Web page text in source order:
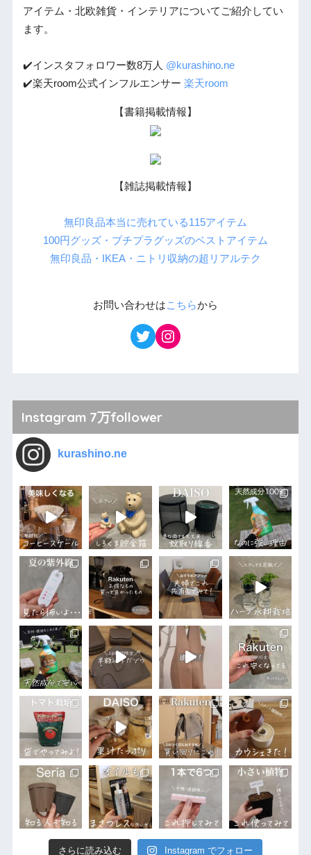
アイテム・北欧雑貨・インテリアについてご紹介してい
ます。
✔️インスタフォロワー数8万人 @kurashino.ne
✔️楽天room公式インフルエンサー 楽天room
【書籍掲載情報】
【雑誌掲載情報】
無印良品本当に売れている115アイテム
100円グッズ・プチプラグッズのベストアイテム
無印良品・IKEA・ニトリ収納の超リアルテク
お問い合わせはこちらから
Instagram 7万follower
kurashino.ne
さらに読み込む Instagram でフォロー